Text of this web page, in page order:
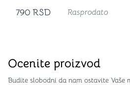
790 RSD Rasprodato
Ocenite proizvod
Budite slobodni da nam ostavite Vaše